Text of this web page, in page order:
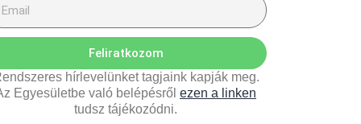
Feliratkozom
hírlevelünket tagjaink kapják meg.
Egyesületbe való belépésről ezen a linken
tudsz tájékozódni.